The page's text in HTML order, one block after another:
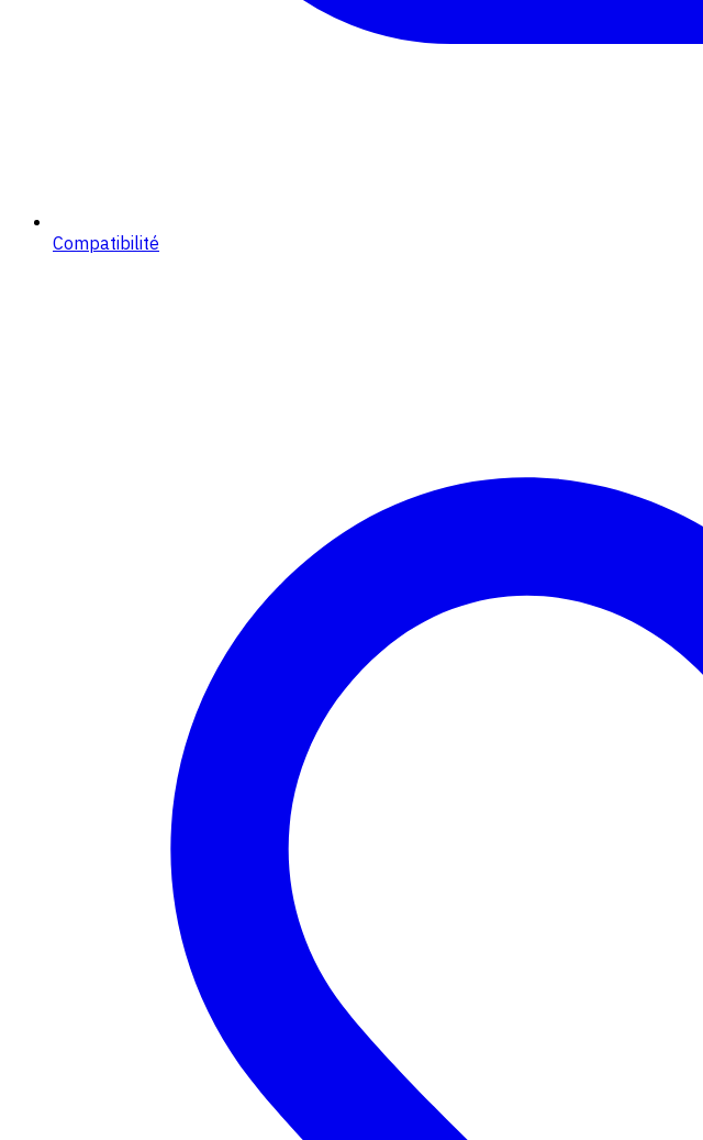
Compatibilité